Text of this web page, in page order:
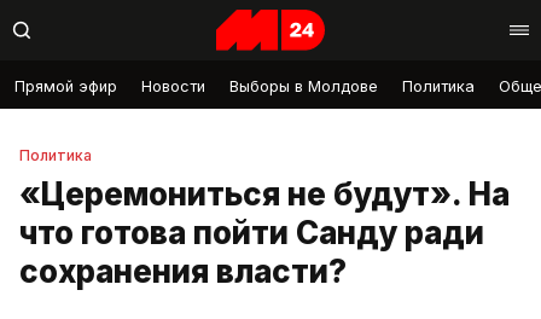
Прямой эфир Новости Выборы в Молдове Политика
Политика
«Церемониться не будут». На
что готова пойти Санду ради
сохранения власти?